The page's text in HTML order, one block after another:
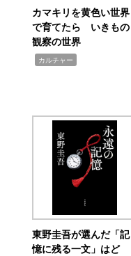
カマキリを黄色い世界
で育てたら いきもの
観察の世界
カルチャー
東野圭吾が選んだ「記
憶に残る一文」はど